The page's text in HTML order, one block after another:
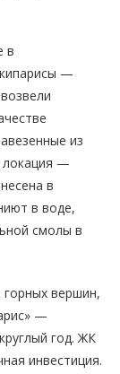
в
—
из
локация —
в
в воде,
смолы в
вершин,
—
год. ЖК
инвестиция.